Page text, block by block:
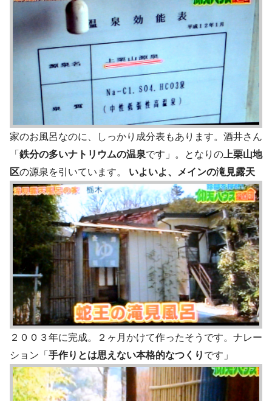
家のお風呂なのに、しっかり成分表もあります。酒井さん
「 鉄分の多いナトリウムの温泉です」。となりの 上栗山地
区の源泉を引いています。 いよいよ、メインの滝見露天
２００３年に完成。２ヶ月かけて作ったそうです。ナレー
ション「 手作りとは思えない本格的なつくり です」